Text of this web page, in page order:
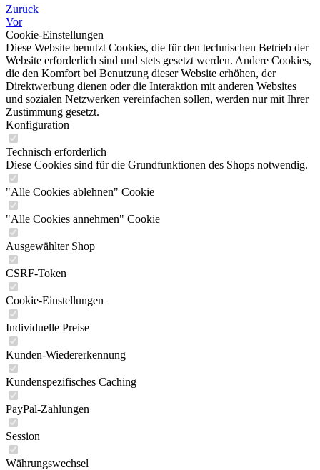
Zurück
Vor
Cookie-Einstellungen
Diese Website benutzt Cookies, die für den technischen Betrieb der
Website erforderlich sind und stets gesetzt werden. Andere Cookies,
die den Komfort bei Benutzung dieser Website erhöhen, der
Direktwerbung dienen oder die Interaktion mit anderen Websites
und sozialen Netzwerken vereinfachen sollen, werden nur mit Ihrer
Zustimmung gesetzt.
Konfiguration
Technisch erforderlich
Diese Cookies sind für die Grundfunktionen des Shops notwendig.
"Alle Cookies ablehnen" Cookie
"Alle Cookies annehmen" Cookie
Ausgewählter Shop
CSRF-Token
Cookie-Einstellungen
Individuelle Preise
Kunden-Wiedererkennung
Kundenspezifisches Caching
PayPal-Zahlungen
Session
Währungswechsel